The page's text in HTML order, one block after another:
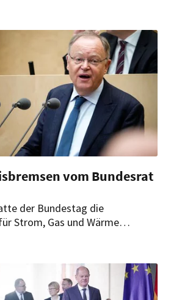
Messebranche eingefordert.
vom Bundesrat
der Bundestag die
Strom, Gas und Wärme
Preise für Verbraucher und
Gastronomie- und
werden.